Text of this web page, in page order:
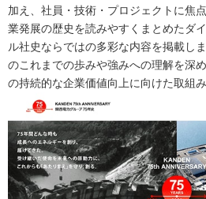
加え、社員・技術・プロジェクトに焦
業発展の歴史を読みやすくまとめたダ
ル社史ならではの多彩な内容を掲載し
のこれまでの歩みや強みへの理解を深
の持続的な企業価値向上に向けた取組